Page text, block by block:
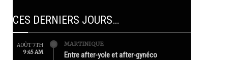
CES DERNIERS JOURS…
AOÛT 7TH
9:45 AM
MARTINIQUE
Entre after-yole et after-gynéco